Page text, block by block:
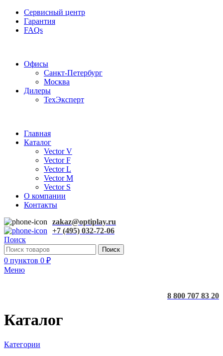
Сервисный центр
Гарантия
FAQs
Офисы
Санкт-Петербург
Москва
Дилеры
ТехЭксперт
Главная
Каталог
Vector V
Vector F
Vector L
Vector M
Vector S
О компании
Контакты
zakaz@optiplay.ru
+7 (495) 032-72-06
Поиск
Поиск
0 пунктов 0 ₽
Меню
8 800 707 83 20
Каталог
Категории